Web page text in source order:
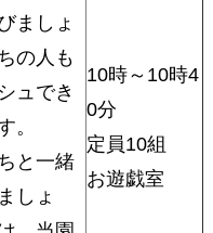
ましょ
の人も
ュでき
。
と一緒
しょ
10時～10時4
0分
定員10組
お遊戯室